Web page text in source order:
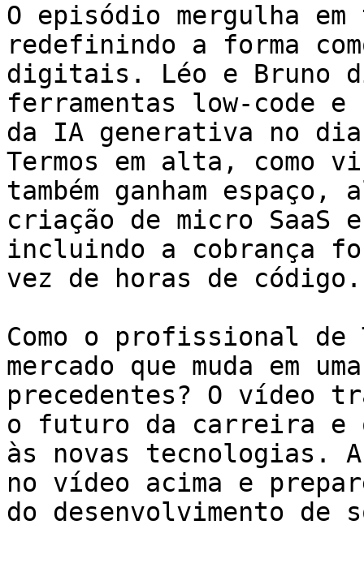
O episódio mergulha
redefinindo a forma
digitais. Léo e Bruno
ferramentas low-code
da IA generativa no
Termos em alta, como
também ganham
criação de micro SaaS
incluindo a cobrança
vez de horas de código.
Como o profissional de
mercado que muda em
precedentes? O vídeo
o futuro da carreira e
às novas tecnologias.
no vídeo acima e
do desenvolvimento de